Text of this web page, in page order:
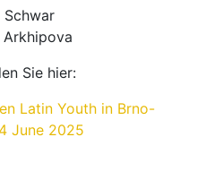
Schwar
Sie hier:
Latin Youth in Brno-
June 2025